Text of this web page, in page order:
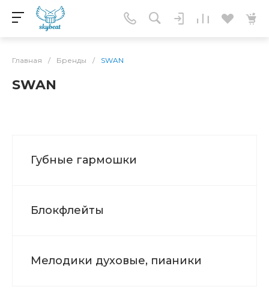
Главная / Бренды / SWAN
SWAN
Губные гармошки
Блокфлейты
Мелодики духовые, пианики